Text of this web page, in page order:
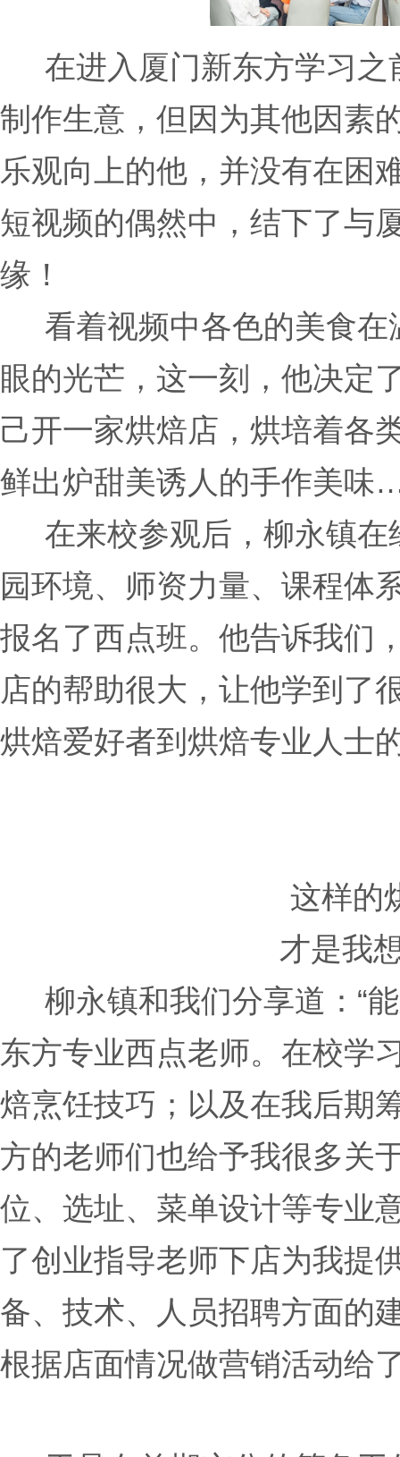
在进入厦门新东方学习之
制作生意，但因为其他因素
乐观向上的他，并没有在困
短视频的偶然中，结下了与
缘！
看着视频中各色的美食在
眼的光芒，这一刻，他决定
己开一家烘焙店，烘培着各
鲜出炉甜美诱人的手作美
在来校参观后，柳永镇在
园环境、师资力量、课程体
报名了西点班。他告诉我们
店的帮助很大，让他学到了
烘焙爱好者到烘焙专业人士
这样的
才是我
柳永镇和我们分享道：“
东方专业西点老师。在校学
焙烹饪技巧；以及在我后期
方的老师们也给予我很多关
位、选址、菜单设计等专业
了创业指导老师下店为我提
备、技术、人员招聘方面的
根据店面情况做营销活动给